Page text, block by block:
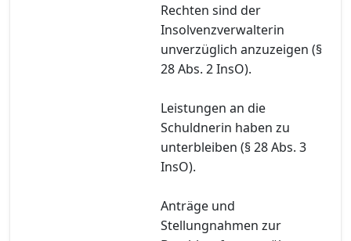
Rechten sind der
Insolvenzverwalterin
unverzüglich anzuzeigen (§
28 Abs. 2 InsO).
Leistungen an die
Schuldnerin haben zu
unterbleiben (§ 28 Abs. 3
InsO).
Anträge und
Stellungnahmen zur